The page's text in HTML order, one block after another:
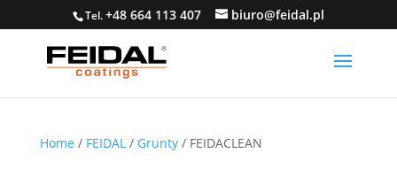
Tel.+48 664 113 407 biuro@feidal.pl
Home / FEIDAL/ Grunty/ FEIDACLEAN